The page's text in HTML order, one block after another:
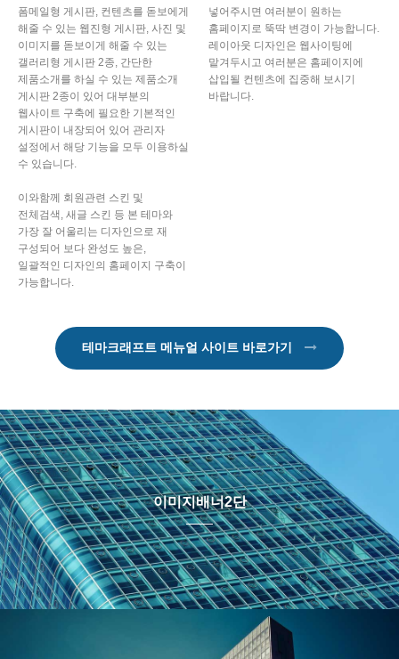
폼메일형 게시판, 컨텐츠를 돋보에게
해줄 수 있는 웹진형 게시판, 사진 및
이미지를 돋보이게 해줄 수 있는
갤러리형 게시판 2종, 간단한
제품소개를 하실 수 있는 제품소개
게시판 2종이 있어 대부분의
웹사이트 구축에 필요한 기본적인
게시판이 내장되어 있어 관리자
설정에서 해당 기능을 모두 이용하실
수 있습니다.
이와함께 회원관련 스킨 및
전체검색, 새글 스킨 등 본 테마와
가장 잘 어울리는 디자인으로 재
구성되어 보다 완성도 높은,
일괄적인 디자인의 홈페이지 구축이
가능합니다.
넣어주시면 여러분이 원하는
홈페이지로 뚝딱 변경이 가능합니다.
레이아웃 디자인은 웹사이팅에
맡겨두시고 여러분은 홈페이지에
삽입될 컨텐츠에 집중해 보시기
바랍니다.
테마크래프트 메뉴얼 사이트 바로가기
이미지배너2단